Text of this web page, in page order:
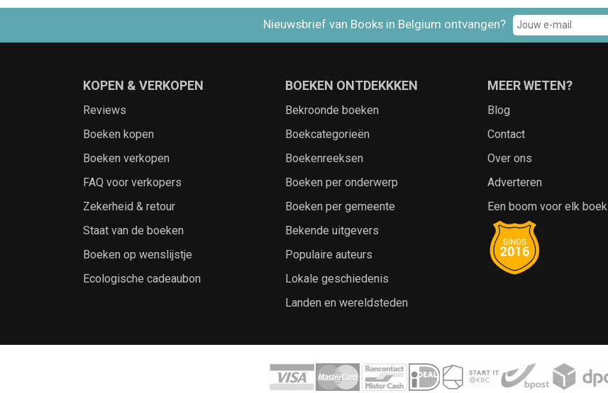
Nieuwsbrief van Books in Belgium ontvangen?
KOPEN & VERKOPEN
Reviews
Boeken kopen
Boeken verkopen
FAQ voor verkopers
Zekerheid & retour
Staat van de boeken
Boeken op wenslijstje
Ecologische cadeaubon
BOEKEN ONTDEKKKEN
Bekroonde boeken
Boekcategorieën
Boekenreeksen
Boeken per onderwerp
Boeken per gemeente
Bekende uitgevers
Populaire auteurs
Lokale geschiedenis
Landen en wereldsteden
MEER WETEN?
Blog
Contact
Over ons
Adverteren
Een boom voor elk boek